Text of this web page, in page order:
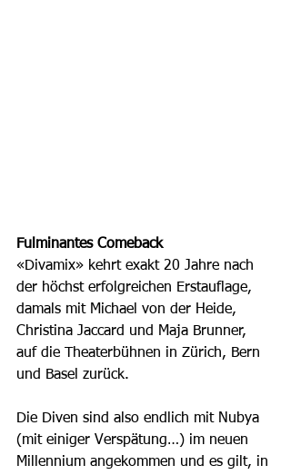
Fulminantes Comeback
«Divamix» kehrt exakt 20 Jahre nach
der höchst erfolgreichen Erstauflage,
damals mit Michael von der Heide,
Christina Jaccard und Maja Brunner,
auf die Theaterbühnen in Zürich, Bern
und Basel zurück.
Die Diven sind also endlich mit Nubya
(mit einiger Verspätung…) im neuen
Millennium angekommen und es gilt, in